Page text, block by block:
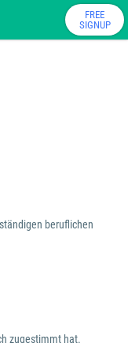
FREE
SIGNUP
beruflichen
zugestimmt hat.